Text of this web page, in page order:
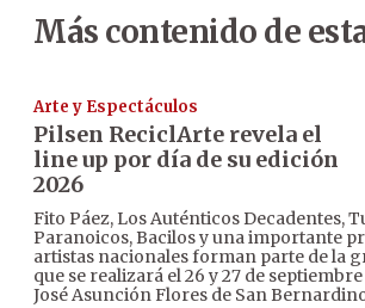
Más contenido de
Arte y Espectáculos
Pilsen ReciclArte revela el
line up por día de su edición
2026
Fito Páez, Los Auténticos Decadentes,
Paranoicos, Bacilos y una importante
artistas nacionales forman parte de la
que se realizará el 26 y 27 de
José Asunción Flores de San